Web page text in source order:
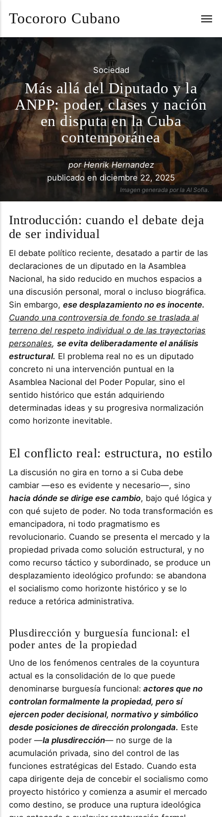
Tocororo Cubano
Sociedad
Más allá del Diputado y la
ANPP: poder, clases y nación
en disputa en la Cuba
contemporánea
porHenrik Hernandez
publicado en diciembre 22, 2025
Imagen generada por la AI Sofia.
Introducción: cuando el debate deja
de ser individual
El debate político reciente, desatado a partir de las
declaraciones de un diputado en la Asamblea
Nacional, ha sido reducido en muchos espacios a
una discusión personal, moral o incluso biográfica.
Sin embargo, ese desplazamiento no es inocente.
Cuando una controversia de fondo se traslada al
terreno del respeto individual o de las trayectorias
personales, se evita deliberadamente el análisis
estructural. El problema real no es un diputado
concreto ni una intervención puntual en la
Asamblea Nacional del Poder Popular, sino el
sentido histórico que están adquiriendo
determinadas ideas y su progresiva normalización
como horizonte inevitable.
El conflicto real: estructura, no estilo
La discusión no gira en torno a si Cuba debe
cambiar —eso es evidente y necesario—, sino
hacia dónde se dirige ese cambio, bajo qué lógica y
con qué sujeto de poder. No toda transformación es
emancipadora, ni todo pragmatismo es
revolucionario. Cuando se presenta el mercado y la
propiedad privada como solución estructural, y no
como recurso táctico y subordinado, se produce un
desplazamiento ideológico profundo: se abandona
el socialismo como horizonte histórico y se lo
reduce a retórica administrativa.
Plusdirección y burguesía funcional: el
poder antes de la propiedad
Uno de los fenómenos centrales de la coyuntura
actual es la consolidación de lo que puede
denominarse burguesía funcional: actores que no
controlan formalmente la propiedad, pero sí
ejercen poder decisional, normativo y simbólico
desde posiciones de dirección prolongada. Este
poder —la plusdirección— no surge de la
acumulación privada, sino del control de las
funciones estratégicas del Estado. Cuando esta
capa dirigente deja de concebir el socialismo como
proyecto histórico y comienza a asumir el mercado
como destino, se produce una ruptura ideológica